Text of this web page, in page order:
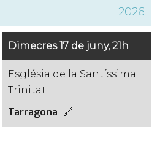
2026
Dimecres 17 de juny, 21h
Església de la Santíssima
Trinitat
Tarragona